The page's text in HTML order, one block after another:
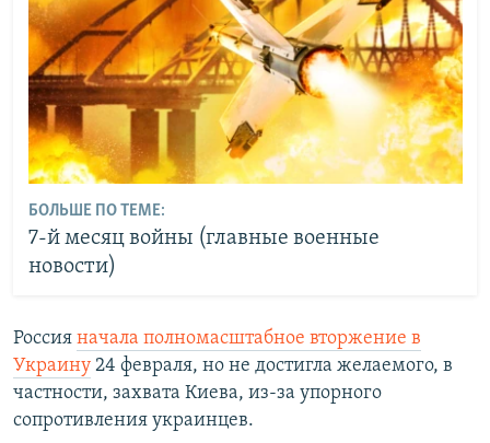
БОЛЬШЕ ПО ТЕМЕ:
7-й месяц войны (главные военные
новости)
Россия начала полномасштабное вторжение в
Украину 24 февраля, но не достигла желаемого, в
частности, захвата Киева, из-за упорного
сопротивления украинцев.